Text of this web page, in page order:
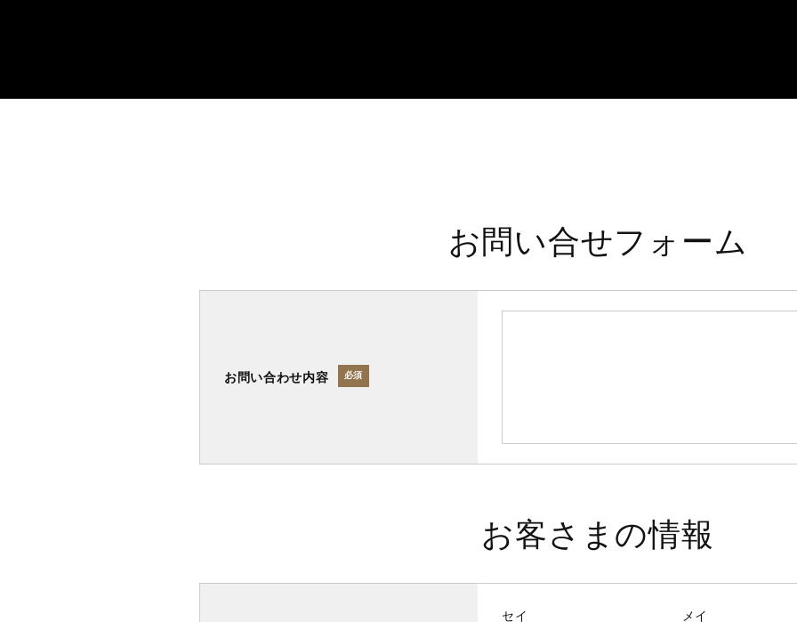
お問い合せフォーム
お問い合わせ内容 必須
お客さまの情報
セイ メイ